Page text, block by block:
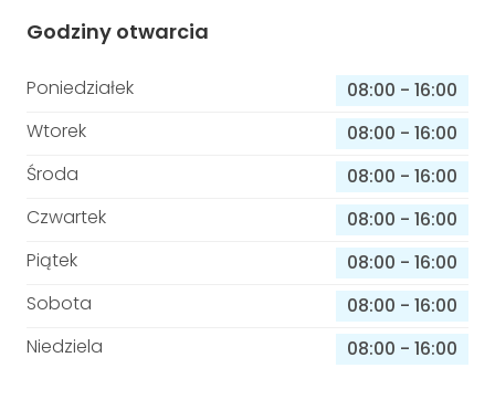
Godziny otwarcia
Poniedziałek 08:00 - 16:00
Wtorek
08:00 - 16:00
Środa
08:00 - 16:00
Czwartek
08:00 - 16:00
Piątek
08:00 - 16:00
Sobota
08:00 - 16:00
Niedziela
08:00 - 16:00